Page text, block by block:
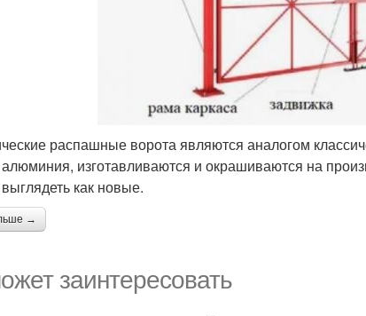
распашные ворота являются аналогом
изготавливаются и окрашиваются на
выглядеть как новые.
→
заинтересовать